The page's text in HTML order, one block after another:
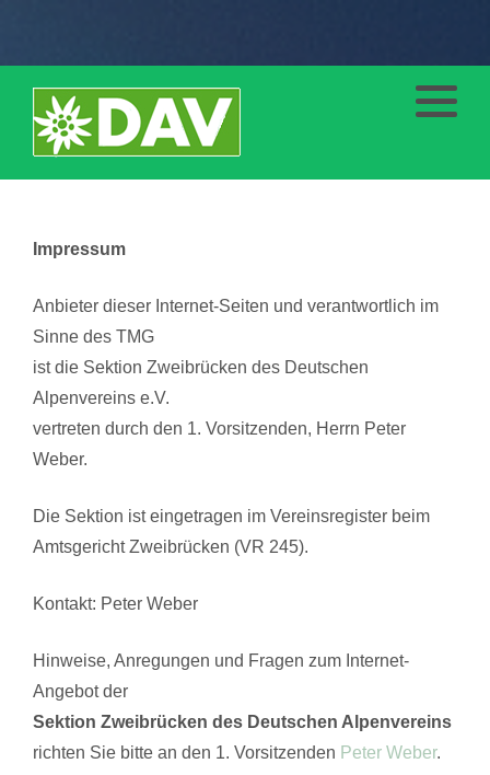
Impressum
Anbieter dieser Internet-Seiten und verantwortlich im
Sinne des TMG
ist die Sektion Zweibrücken des Deutschen
Alpenvereins e.V.
vertreten durch den 1. Vorsitzenden, Herrn Peter
Weber.
Die Sektion ist eingetragen im Vereinsregister beim
Amtsgericht Zweibrücken (VR 245).
Kontakt: Peter Weber
Hinweise, Anregungen und Fragen zum Internet-
Angebot der
Sektion Zweibrücken des Deutschen Alpenvereins
richten Sie bitte an den 1. Vorsitzenden Peter Weber.
Ausbildung
Klettern